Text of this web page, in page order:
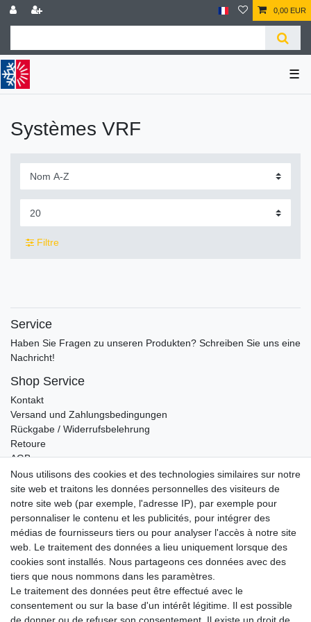
0,00 EUR
☰
Systèmes VRF
Filtre
Service
Haben Sie Fragen zu unseren Produkten? Schreiben Sie uns eine
Nachricht!
Shop Service
Kontakt
Versand und Zahlungsbedingungen
Rückgabe / Widerrufsbelehrung
Retoure
AGB
Vertrag widerrufen
Informationen
Datenschutz
Impressum
Wir verschicken klimaneutral mit DPD
Nous utilisons des cookies et des technologies similaires sur notre
site web et traitons les données personnelles des visiteurs de
notre site web (par exemple, l'adresse IP), par exemple pour
personnaliser le contenu et les publicités, pour intégrer des
médias de fournisseurs tiers ou pour analyser l'accès à notre site
web. Le traitement des données a lieu uniquement lorsque des
cookies sont installés. Nous partageons ces données avec des
tiers que nous nommons dans les paramètres.
Le traitement des données peut être effectué avec le
consentement ou sur la base d'un intérêt légitime. Il est possible